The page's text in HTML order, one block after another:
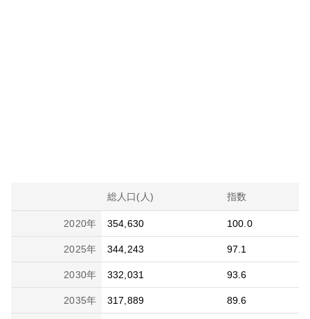
総人口(人) 指数
2020年 354,630 100.0
2025年 344,243 97.1
2030年 332,031 93.6
2035年 317,889 89.6